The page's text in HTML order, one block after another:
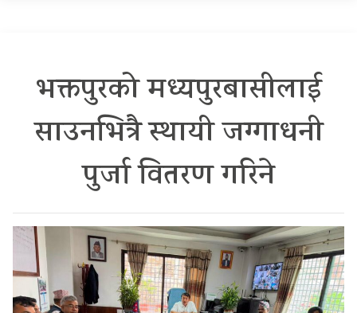
भक्तपुरको मध्यपुरबासीलाई
साउनभित्रै स्थायी जग्गाधनी
पुर्जा वितरण गरिने